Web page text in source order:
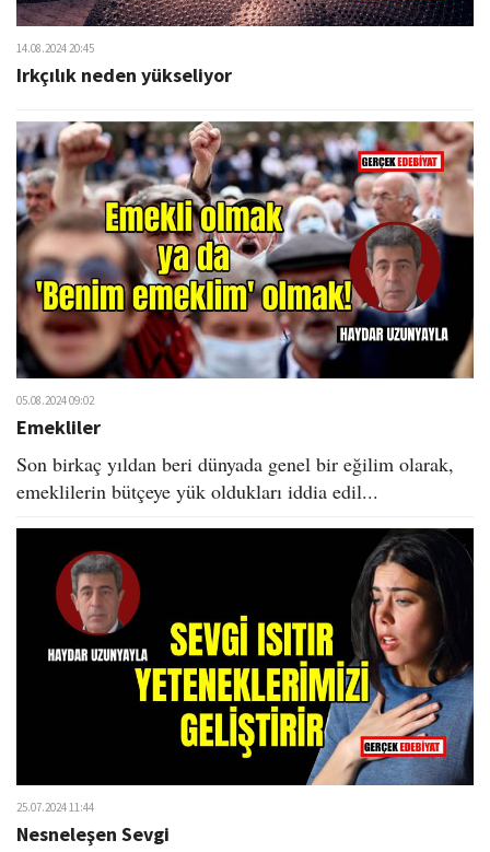
14.08.2024 20:45
Irkçılık neden yükseliyor
05.08.2024 09:02
Emekliler
Son birkaç yıldan beri dünyada genel bir eğilim olarak,
emeklilerin bütçeye yük oldukları iddia edil...
25.07.2024 11:44
Nesneleşen Sevgi